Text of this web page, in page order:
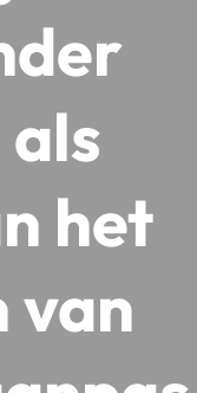
het
van